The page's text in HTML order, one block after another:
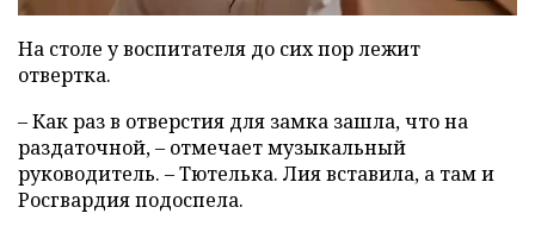
На столе у воспитателя до сих пор лежит
отвертка.
– Как раз в отверстия для замка зашла, что на
раздаточной, – отмечает музыкальный
руководитель. – Тютелька. Лия вставила, а там и
Росгвардия подоспела.